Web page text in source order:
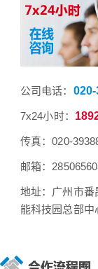
公司电话：
7x24小时：
传真：020-
邮箱：
地址：广州市番
能科技园总部中